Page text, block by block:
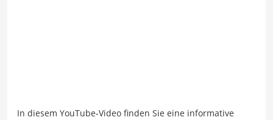
In diesem YouTube-Video finden Sie eine informative